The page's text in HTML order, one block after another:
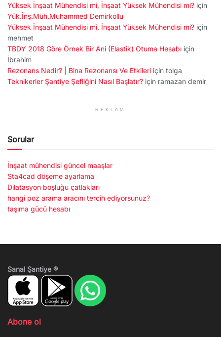
Yüksek İnşaat Mühendisi mi, İnşaat Yüksek Mühendisi mi? için
Yük.İnş.Müh.Muhammed Demirkollu
Yüksek İnşaat Mühendisi mi, İnşaat Yüksek Mühendisi mi? için
mehmet
TBDY 2018 Göre Örnek Bir Ani (Elastik) Otuma Hesabı için
İbrahim
Rezonans Nedir? | Bina Rezonansı Ve Etkileri için tolga
Teknikerler Şantiye Şefliğini Nasıl Başlatır? için ramazan demir
REKLAM
Sorular
İnşaat mühendisi güncel maaşlar
Sta4cad döşeme ayarlama
Dilatasyon boşluğu çatlakları
hangi poz arama aracını tercih ediyorsunuz?
taşıma gücü hesabı
Sanal Şantiye ®
Abone ol